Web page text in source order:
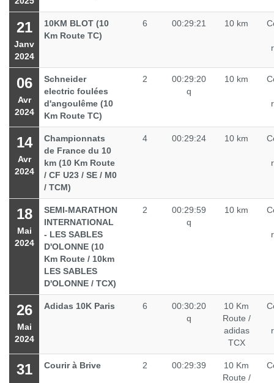
21
Janv
2024
10KM BLOT (10
Km Route TC)
6 00:29:21 10 km
06
Avr
2024
Schneider
electric foulées
d'angoulême (10
Km Route TC)
2
00:29:20
q
10 km
14
Avr
2024
Championnats
de France du 10
km (10 Km Route
/ CF U23 / SE / M0
/ TCM)
4 00:29:24 10 km
18
Mai
2024
SEMI-MARATHON
INTERNATIONAL
- LES SABLES
D'OLONNE (10
Km Route / 10km
LES SABLES
D'OLONNE / TCX)
2
00:29:59
q
10 km
26
Mai
2024
Adidas 10K Paris 6
00:30:20
q
10 Km
Route /
adidas
TCX
31 Courir à Brive 2 00:29:39
10 Km
Route /